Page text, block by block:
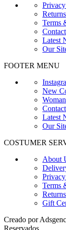
Returns
Terms
Latest
Our
FOOTER MENU
New
Latest
Our
COSTUMER
About
Terms
Returns
Gift
Creado por
Reservados